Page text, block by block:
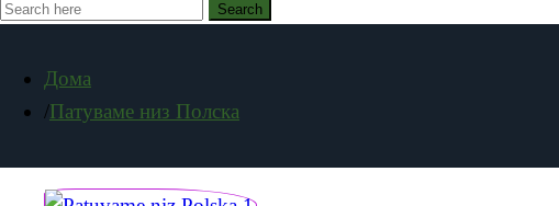
Search
Дома
Патуваме низ Полска